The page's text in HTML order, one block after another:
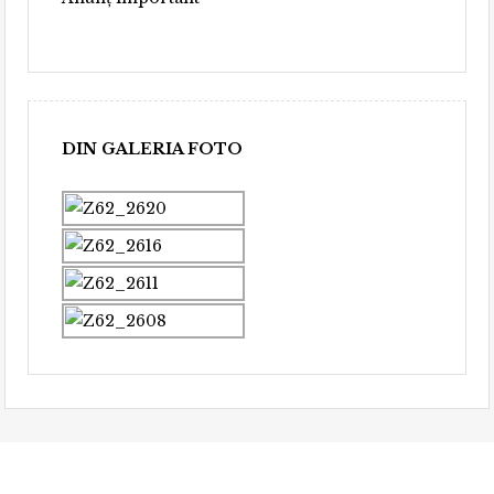
Premiul II – Pavel Constantin –
România
Premiul III – Jitet Kustana –
Premiul De Te Fabula – Vasile Larco
DIN GALERIA FOTO